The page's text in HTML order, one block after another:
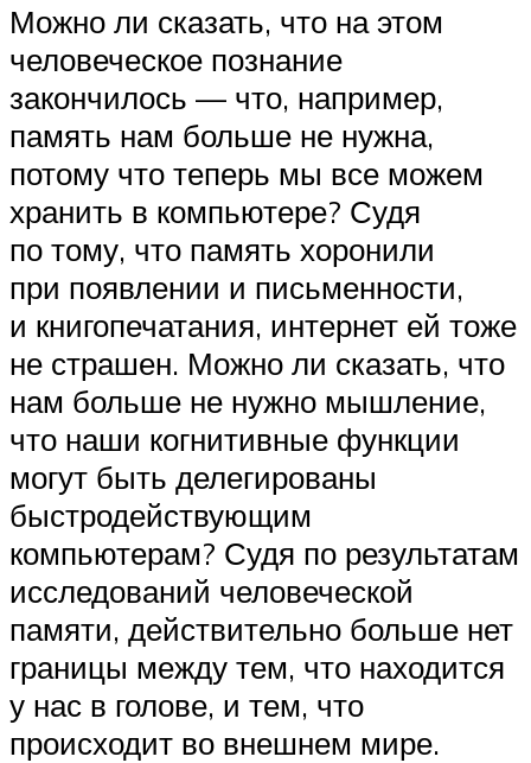
Можно ли сказать, что на этом
человеческое познание
закончилось — что, например,
память нам больше не нужна,
потому что теперь мы все можем
хранить в компьютере? Судя
по тому, что память хоронили
при появлении и письменности,
и книгопечатания, интернет ей тоже
не страшен. Можно ли сказать, что
нам больше не нужно мышление,
что наши когнитивные функции
могут быть делегированы
быстродействующим
компьютерам? Судя по результатам
исследований человеческой
памяти, действительно больше нет
границы между тем, что находится
у нас в голове, и тем, что
происходит во внешнем мире.